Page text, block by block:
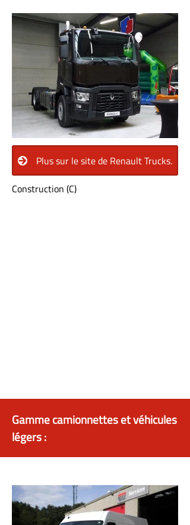
Plus sur le site de Renault Trucks.
Construction (C)
Gamme camionnettes et véhicules
légers :